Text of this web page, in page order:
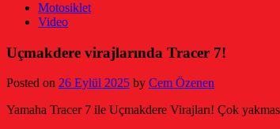
Motosiklet
Video
Uçmakdere virajlarında Tracer 7!
Posted on 26 Eylül 2025 by Cem Özenen
Yamaha Tracer 7 ile Uçmakdere Virajları! Çok